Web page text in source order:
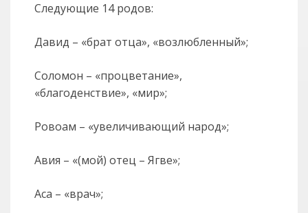
Следующие 14 родов:
Давид – «брат отца», «возлюбленный»;
Соломон – «процветание»,
«благоденствие», «мир»;
Ровоам – «увеличивающий народ»;
Авия – «(мой) отец – Ягве»;
Аса – «врач»;